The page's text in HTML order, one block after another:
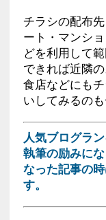
チラシの配布
ート・マンシ
どを利用して範
できれば近隣
食店などにも
いしてみるのも
人気ブログラ
執筆の励みに
なった記事の
す。